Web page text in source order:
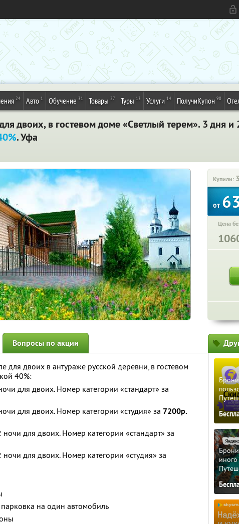
24 Авто 1 Обучение 31 Товары 27 Туры 13 Услуги 14 ПолучиКупон 90
двоих, в гостевом доме «Светлый терем». 3 дня
. Уфа
Купили: 3
от
Цена
Вопросы по акции
для двоих в антураже русской деревни, в гостевом
40%:
для двоих. Номер категории «стандарт» за
для двоих. Номер категории «студия» за 7200р.
для двоих. Номер категории «стандарт» за
для двоих. Номер категории «студия» за
на один автомобиль